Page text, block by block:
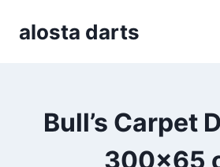
alosta darts
Bull’s Carpet
300×65